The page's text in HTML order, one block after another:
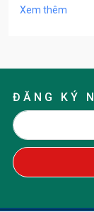
Xem thêm
ĐĂNG KÝ